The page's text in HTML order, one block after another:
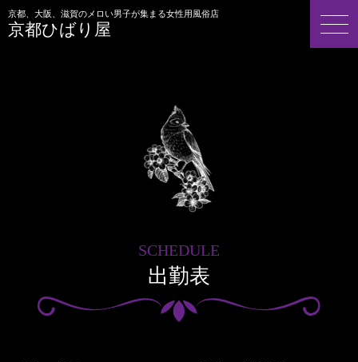
京都、大阪、滋賀のメロい男子が集まる女性用風俗店
京都ひばり屋
SCHEDULE
出勤表